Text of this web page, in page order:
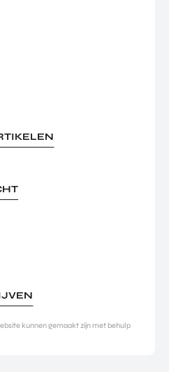
kunnen gemaakt zijn met behulp